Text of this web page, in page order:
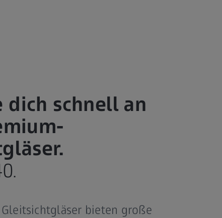
dich schnell an
Gleitsichtgläser bieten große